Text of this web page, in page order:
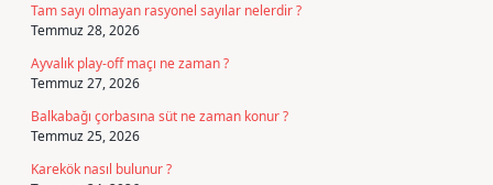
Tam sayı olmayan rasyonel sayılar nelerdir ?
Temmuz 28, 2026
Ayvalık play-off maçı ne zaman ?
Temmuz 27, 2026
Balkabağı çorbasına süt ne zaman konur ?
Temmuz 25, 2026
Karekök nasıl bulunur ?